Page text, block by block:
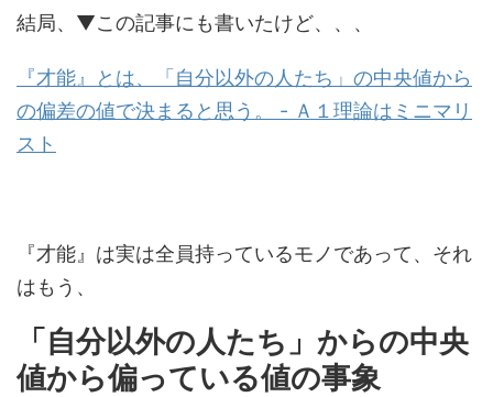
結局、▼この記事にも書いたけど、、、
『才能』とは、「自分以外の人たち」の中央値から
の偏差の値で決まると思う。 - Ａ１理論はミニマリ
スト
『才能』は実は全員持っているモノであって、それ
はもう、
「自分以外の人たち」からの中央
値から偏っている値の事象